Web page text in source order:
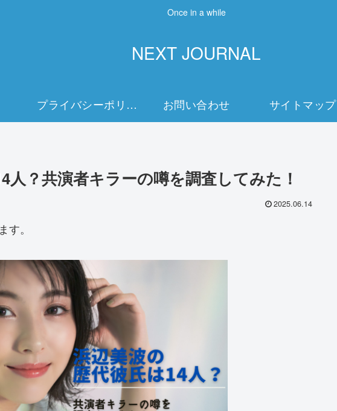
Once in a while
NEXT JOURNAL
プライバシーポリシー お問い合わせ サイトマップ
人？共演者キラーの噂を調査してみた！
2025.06.14
。